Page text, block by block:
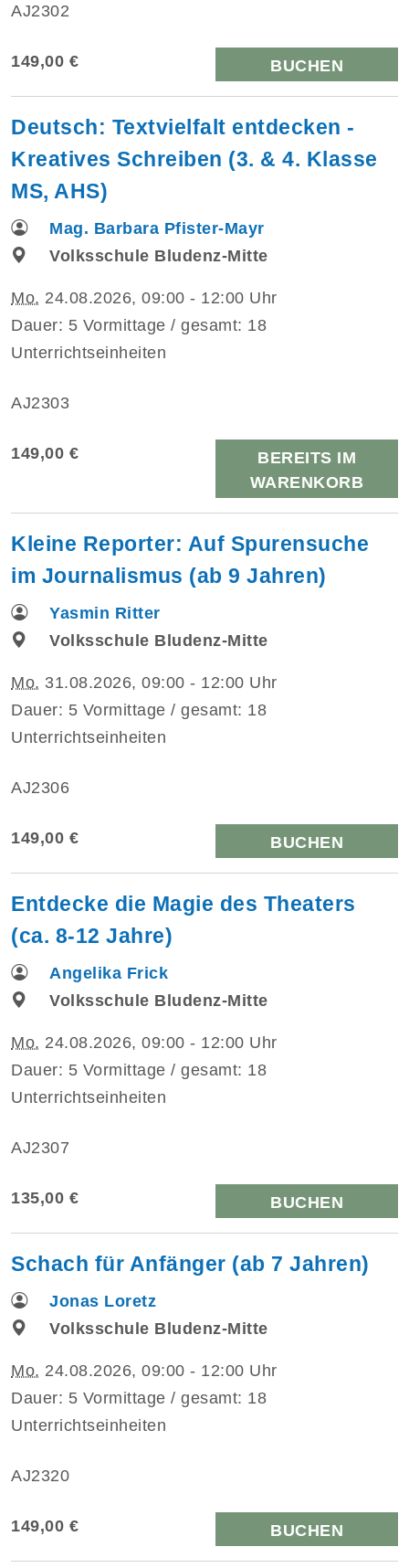
AJ2302
149,00 € BUCHEN
Deutsch: Textvielfalt entdecken -
Kreatives Schreiben (3. & 4. Klasse
MS, AHS)
Mag. Barbara Pfister-Mayr
Volksschule Bludenz-Mitte
Mo. 24.08.2026, 09:00 - 12:00 Uhr
Dauer: 5 Vormittage / gesamt: 18
Unterrichtseinheiten
AJ2303
149,00 €
BEREITS IM
WARENKORB
Kleine Reporter: Auf Spurensuche
im Journalismus (ab 9 Jahren)
Yasmin Ritter
Volksschule Bludenz-Mitte
Mo. 31.08.2026, 09:00 - 12:00 Uhr
Dauer: 5 Vormittage / gesamt: 18
Unterrichtseinheiten
AJ2306
149,00 € BUCHEN
Entdecke die Magie des Theaters
(ca. 8-12 Jahre)
Angelika Frick
Volksschule Bludenz-Mitte
Mo. 24.08.2026, 09:00 - 12:00 Uhr
Dauer: 5 Vormittage / gesamt: 18
Unterrichtseinheiten
AJ2307
135,00 € BUCHEN
Schach für Anfänger (ab 7 Jahren)
Jonas Loretz
Volksschule Bludenz-Mitte
Mo. 24.08.2026, 09:00 - 12:00 Uhr
Dauer: 5 Vormittage / gesamt: 18
Unterrichtseinheiten
AJ2320
149,00 € BUCHEN